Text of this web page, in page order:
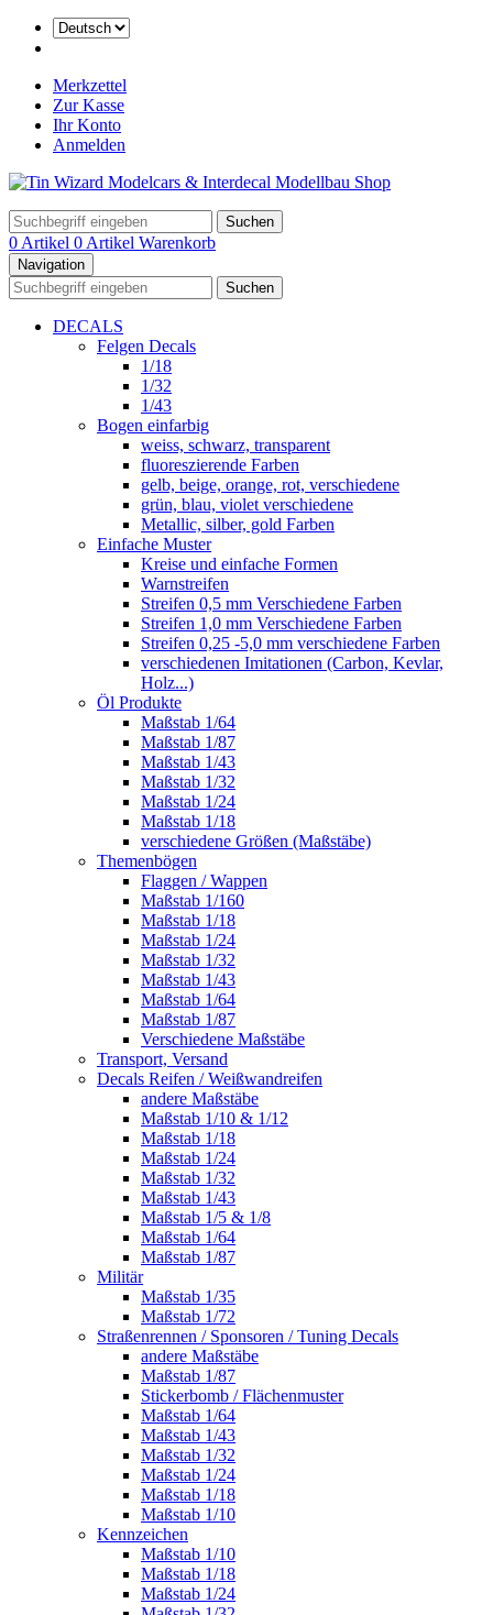
Merkzettel
Zur Kasse
Ihr Konto
Anmelden
Suchen
0 Artikel 0 Artikel Warenkorb
Navigation
Suchen
DECALS
Felgen Decals
1/18
1/32
1/43
Bogen einfarbig
weiss, schwarz, transparent
fluoreszierende Farben
gelb, beige, orange, rot, verschiedene
grün, blau, violet verschiedene
Metallic, silber, gold Farben
Einfache Muster
Kreise und einfache Formen
Warnstreifen
Streifen 0,5 mm Verschiedene Farben
Streifen 1,0 mm Verschiedene Farben
Streifen 0,25 -5,0 mm verschiedene Farben
verschiedenen Imitationen (Carbon, Kevlar,
Holz...)
Öl Produkte
Maßstab 1/64
Maßstab 1/87
Maßstab 1/43
Maßstab 1/32
Maßstab 1/24
Maßstab 1/18
verschiedene Größen (Maßstäbe)
Themenbögen
Flaggen / Wappen
Maßstab 1/160
Maßstab 1/18
Maßstab 1/24
Maßstab 1/32
Maßstab 1/43
Maßstab 1/64
Maßstab 1/87
Verschiedene Maßstäbe
Transport, Versand
Decals Reifen / Weißwandreifen
andere Maßstäbe
Maßstab 1/10 & 1/12
Maßstab 1/18
Maßstab 1/24
Maßstab 1/32
Maßstab 1/43
Maßstab 1/5 & 1/8
Maßstab 1/64
Maßstab 1/87
Militär
Maßstab 1/35
Maßstab 1/72
Straßenrennen / Sponsoren / Tuning Decals
andere Maßstäbe
Maßstab 1/87
Stickerbomb / Flächenmuster
Maßstab 1/64
Maßstab 1/43
Maßstab 1/32
Maßstab 1/24
Maßstab 1/18
Maßstab 1/10
Kennzeichen
Maßstab 1/10
Maßstab 1/18
Maßstab 1/24